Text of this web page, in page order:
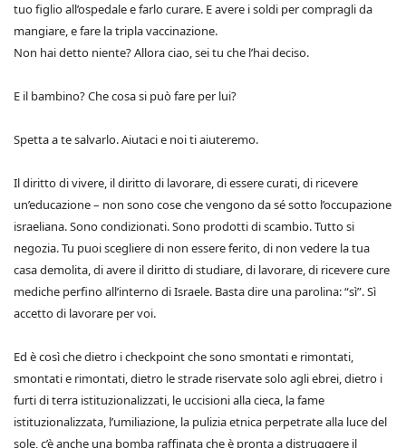
tuo figlio all’ospedale e farlo curare. E avere i soldi per compragli da
mangiare, e fare la tripla vaccinazione.
Non hai detto niente? Allora ciao, sei tu che l’hai deciso.
E il bambino? Che cosa si può fare per lui?
Spetta a te salvarlo. Aiutaci e noi ti aiuteremo.
Il diritto di vivere, il diritto di lavorare, di essere curati, di ricevere
un’educazione – non sono cose che vengono da sé sotto l’occupazione
israeliana. Sono condizionati. Sono prodotti di scambio. Tutto si
negozia. Tu puoi scegliere di non essere ferito, di non vedere la tua
casa demolita, di avere il diritto di studiare, di lavorare, di ricevere cure
mediche perfino all’interno di Israele. Basta dire una parolina: “sì”. Sì
accetto di lavorare per voi.
Ed è così che dietro i checkpoint che sono smontati e rimontati,
smontati e rimontati, dietro le strade riservate solo agli ebrei, dietro i
furti di terra istituzionalizzati, le uccisioni alla cieca, la fame
istituzionalizzata, l’umiliazione, la pulizia etnica perpetrate alla luce del
sole, c’è anche una bomba raffinata che è pronta a distruggere il